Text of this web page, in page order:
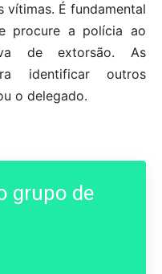
vítimas. É fundamental
procure a polícia ao
de extorsão. As
identificar outros
o delegado.
grupo de